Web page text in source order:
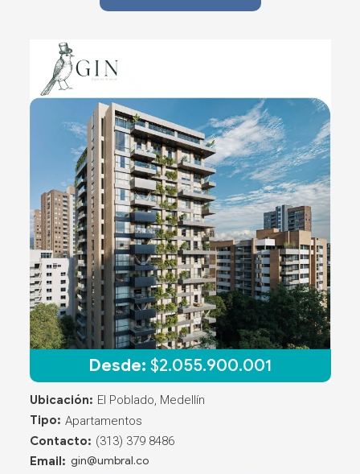
Desde: $2.055.900.001
Ubicación: El Poblado, Medellín
Tipo: Apartamentos
Contacto: (313) 379 8486
Email: gin@umbral.co